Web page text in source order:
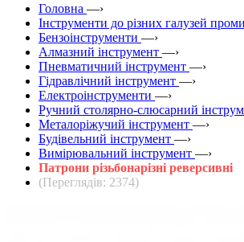
Головна —›
Інструменти до різних галузей
Бензоінструменти —›
Алмазний інструмент —›
Пневматичний інструмент —›
Гідравлічний інструмент —›
Електроінструменти —›
Ручний столярно-слюсарний
Металоріжучий інструмент —›
Будівельний інструмент —›
Вимірювальний інструмент —›
Патрони різьбонарізні реверсивні
(Переглядів: 2374)